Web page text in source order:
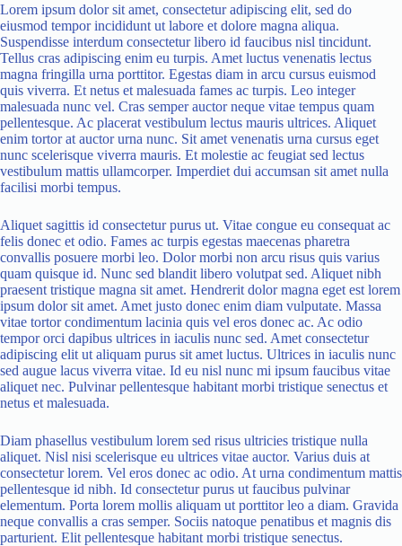
Lorem ipsum dolor sit amet, consectetur adipiscing elit, sed do
eiusmod tempor incididunt ut labore et dolore magna aliqua.
Suspendisse interdum consectetur libero id faucibus nisl tincidunt.
Tellus cras adipiscing enim eu turpis. Amet luctus venenatis lectus
magna fringilla urna porttitor. Egestas diam in arcu cursus euismod
quis viverra. Et netus et malesuada fames ac turpis. Leo integer
malesuada nunc vel. Cras semper auctor neque vitae tempus quam
pellentesque. Ac placerat vestibulum lectus mauris ultrices. Aliquet
enim tortor at auctor urna nunc. Sit amet venenatis urna cursus eget
nunc scelerisque viverra mauris. Et molestie ac feugiat sed lectus
vestibulum mattis ullamcorper. Imperdiet dui accumsan sit amet nulla
facilisi morbi tempus.
Aliquet sagittis id consectetur purus ut. Vitae congue eu consequat ac
felis donec et odio. Fames ac turpis egestas maecenas pharetra
convallis posuere morbi leo. Dolor morbi non arcu risus quis varius
quam quisque id. Nunc sed blandit libero volutpat sed. Aliquet nibh
praesent tristique magna sit amet. Hendrerit dolor magna eget est lorem
ipsum dolor sit amet. Amet justo donec enim diam vulputate. Massa
vitae tortor condimentum lacinia quis vel eros donec ac. Ac odio
tempor orci dapibus ultrices in iaculis nunc sed. Amet consectetur
adipiscing elit ut aliquam purus sit amet luctus. Ultrices in iaculis nunc
sed augue lacus viverra vitae. Id eu nisl nunc mi ipsum faucibus vitae
aliquet nec. Pulvinar pellentesque habitant morbi tristique senectus et
netus et malesuada.
Diam phasellus vestibulum lorem sed risus ultricies tristique nulla
aliquet. Nisl nisi scelerisque eu ultrices vitae auctor. Varius duis at
consectetur lorem. Vel eros donec ac odio. At urna condimentum mattis
pellentesque id nibh. Id consectetur purus ut faucibus pulvinar
elementum. Porta lorem mollis aliquam ut porttitor leo a diam. Gravida
neque convallis a cras semper. Sociis natoque penatibus et magnis dis
parturient. Elit pellentesque habitant morbi tristique senectus.